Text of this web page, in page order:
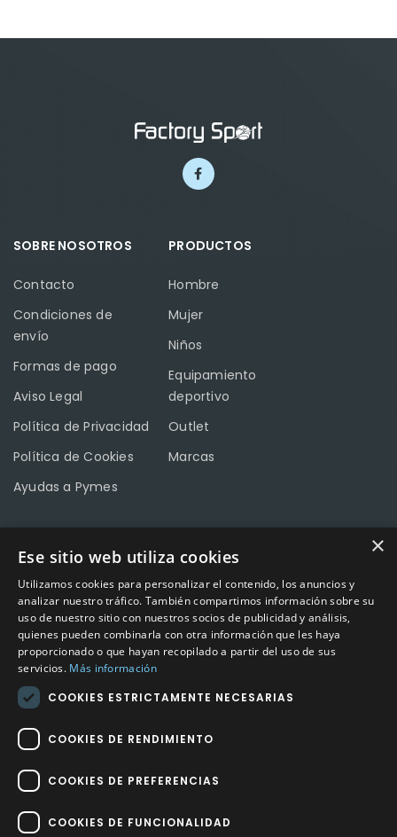
SOBRE NOSOTROS
Contacto
Condiciones de
envío
Formas de pago
Aviso Legal
Política de Privacidad
Política de Cookies
Ayudas a Pymes
PRODUCTOS
Hombre
Mujer
Niños
Equipamiento
deportivo
Outlet
Marcas
CONTACTO
Calle Méndez Núñez nº3 – Fuente Palmera 14120 Córdoba
Teléfono957 04 96 57
Emailinfo@factory-sport.es
HORARIO COMERCIAL
Lunes a viernes
10:00 a 14:00 / 18:00 a 21:00
×
Ese sitio web utiliza cookies
Utilizamos cookies para personalizar el contenido, los anuncios y
analizar nuestro tráfico. También compartimos información sobre su
uso de nuestro sitio con nuestros socios de publicidad y análisis,
quienes pueden combinarla con otra información que les haya
proporcionado o que hayan recopilado a partir del uso de sus
servicios. Más información
COOKIES ESTRICTAMENTE NECESARIAS
COOKIES DE RENDIMIENTO
COOKIES DE PREFERENCIAS
COOKIES DE FUNCIONALIDAD